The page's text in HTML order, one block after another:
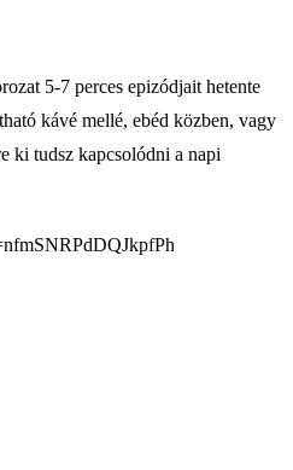
5-7 perces epizódjait hetente
kávé mellé, ebéd közben, vagy
ki tudsz kapcsolódni a napi